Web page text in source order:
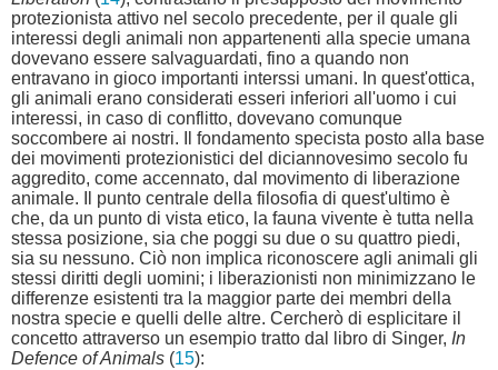
protezionista attivo nel secolo precedente, per il quale gli
interessi degli animali non appartenenti alla specie umana
dovevano essere salvaguardati, fino a quando non
entravano in gioco importanti interssi umani. In quest'ottica,
gli animali erano considerati esseri inferiori all'uomo i cui
interessi, in caso di conflitto, dovevano comunque
soccombere ai nostri. Il fondamento specista posto alla base
dei movimenti protezionistici del diciannovesimo secolo fu
aggredito, come accennato, dal movimento di liberazione
animale. Il punto centrale della filosofia di quest'ultimo è
che, da un punto di vista etico, la fauna vivente è tutta nella
stessa posizione, sia che poggi su due o su quattro piedi,
sia su nessuno. Ciò non implica riconoscere agli animali gli
stessi diritti degli uomini; i liberazionisti non minimizzano le
differenze esistenti tra la maggior parte dei membri della
nostra specie e quelli delle altre. Cercherò di esplicitare il
concetto attraverso un esempio tratto dal libro di Singer, In
Defence of Animals (15):